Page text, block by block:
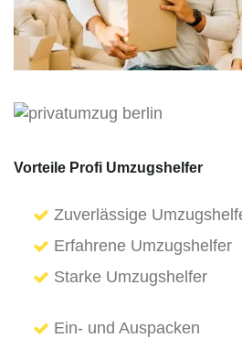
Vorteile Profi Umzugshelfer
Zuverlässige
Erfahrene Umzugshelfer
Starke Umzugshelfer
Ein- und Auspacken